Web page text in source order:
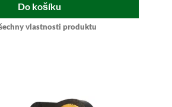
Do košíku
vlastnosti produktu